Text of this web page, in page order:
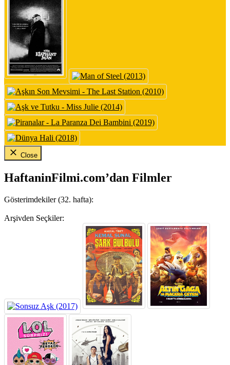
Close
HaftaninFilmi.com’dan Filmler
Gösterimdekiler (32. hafta):
Arşivden Seçkiler: